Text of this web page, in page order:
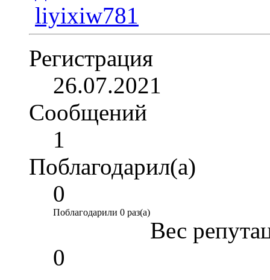
Регистрация
26.07.2021
Сообщений
1
Поблагодарил(а)
0
Поблагодарили 0 раз(а)
Вес
0